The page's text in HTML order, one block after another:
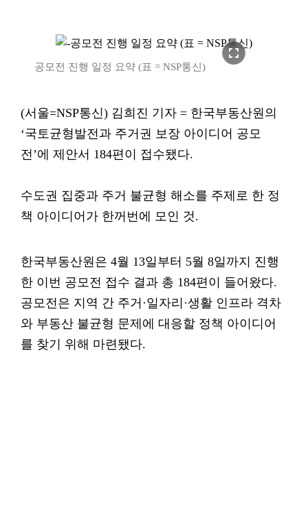
fullscreen
공모전 진행 일정 요약 (표 = NSP통신)
(서울=NSP통신) 김희진 기자 = 한국부동산원의
‘국토균형발전과 주거권 보장 아이디어 공모
전’에 제안서 184편이 접수됐다.
수도권 집중과 주거 불균형 해소를 주제로 한 정
책 아이디어가 한꺼번에 모인 것.
한국부동산원은 4월 13일부터 5월 8일까지 진행
한 이번 공모전 접수 결과 총 184편이 들어왔다.
공모전은 지역 간 주거·일자리·생활 인프라 격차
와 부동산 불균형 문제에 대응할 정책 아이디어
를 찾기 위해 마련됐다.